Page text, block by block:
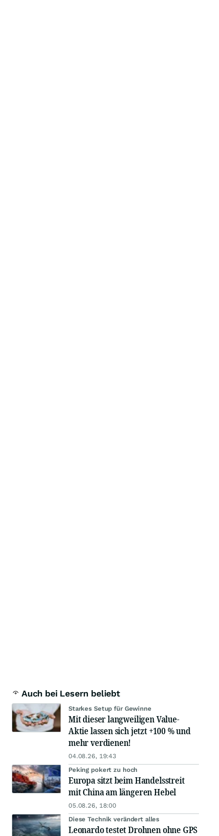
Auch bei Lesern beliebt
Starkes Setup für Gewinne
Mit dieser langweiligen Value-
Aktie lassen sich jetzt +100 % und
mehr verdienen!
04.08.26, 19:43
Peking pokert zu hoch
Europa sitzt beim Handelsstreit
mit China am längeren Hebel
05.08.26, 18:00
Diese Technik verändert alles
Leonardo testet Drohnen ohne GPS